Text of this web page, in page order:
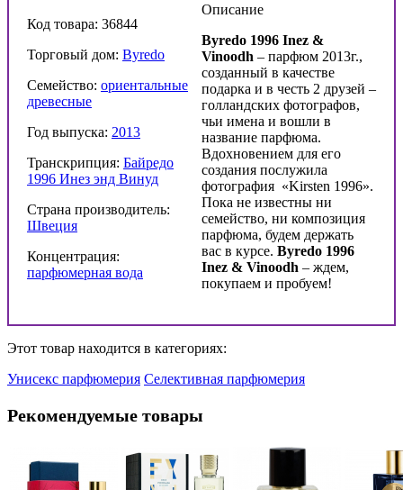
Код товара: 36844
Торговый дом: Byredo
Семейство: ориентальные
древесные
Год выпуска: 2013
Транскрипция: Байредо
1996 Инез энд Винуд
Страна производитель:
Швеция
Концентрация:
парфюмерная вода
Описание
Byredo 1996 Inez &
Vinoodh – парфюм 2013г.,
созданный в качестве
подарка и в честь 2 друзей –
голландских фотографов,
чьи имена и вошли в
название парфюма.
Вдохновением для его
создания послужила
фотография «Kirsten 1996».
Пока не известны ни
семейство, ни композиция
парфюма, будем держать
вас в курсе. Byredo 1996
Inez & Vinoodh – ждем,
покупаем и пробуем!
Этот товар находится в категориях:
Унисекс парфюмерия Селективная парфюмерия
Рекомендуемые товары